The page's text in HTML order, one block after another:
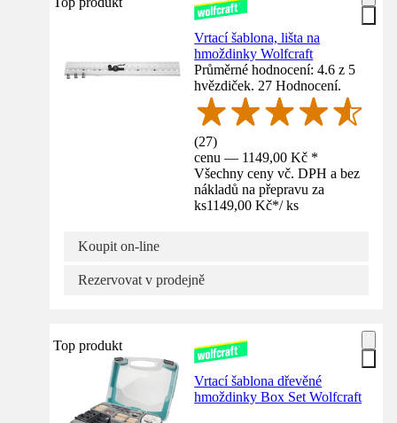
Vrtací šablona, lišta na
hmoždinky Wolfcraft
Průměrné hodnocení: 4.6 z 5
hvězdiček. 27 Hodnocení.
(27)
cenu — 1149,00 Kč *
Všechny ceny vč. DPH a bez
nákladů na přepravu za
ks1149,00 Kč*/ ks
Koupit on-line
Rezervovat v prodejně
Top produkt
Vrtací šablona dřevěné
hmoždinky Box Set Wolfcraft